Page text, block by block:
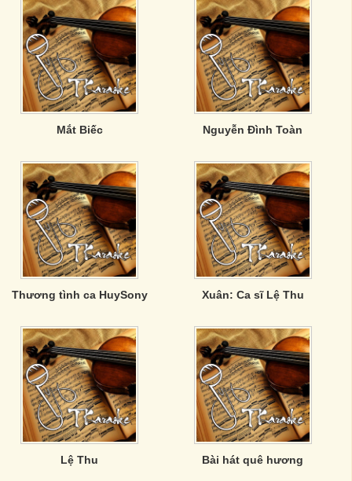
Mắt Biếc Nguyễn Đình Toàn
Thương tình ca HuySony Xuân: Ca sĩ Lệ Thu
Lệ Thu Bài hát quê hương